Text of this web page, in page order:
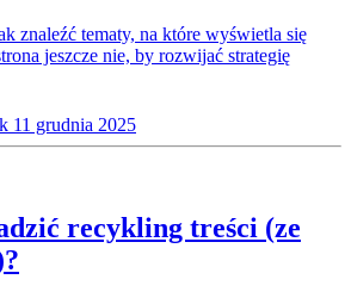
znaleźć tematy, na które wyświetla się
jeszcze nie, by rozwijać strategię
11 grudnia 2025
recykling treści (ze